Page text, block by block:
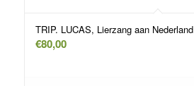
TRIP. LUCAS, Lierzang aan Nederland
€80,00